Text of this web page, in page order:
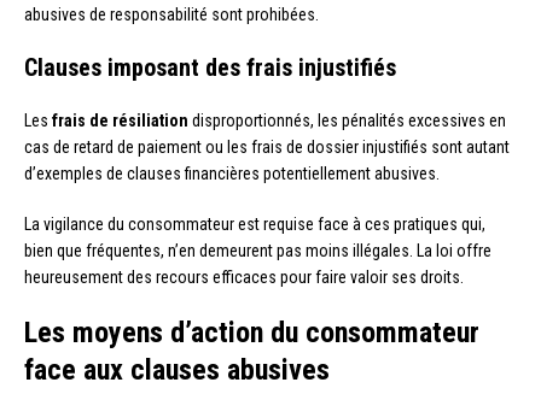
abusives de responsabilité sont prohibées.
Clauses imposant des frais injustifiés
Les frais de résiliation disproportionnés, les pénalités excessives en
cas de retard de paiement ou les frais de dossier injustifiés sont autant
d’exemples de clauses financières potentiellement abusives.
La vigilance du consommateur est requise face à ces pratiques qui,
bien que fréquentes, n’en demeurent pas moins illégales. La loi offre
heureusement des recours efficaces pour faire valoir ses droits.
Les moyens d’action du consommateur
face aux clauses abusives